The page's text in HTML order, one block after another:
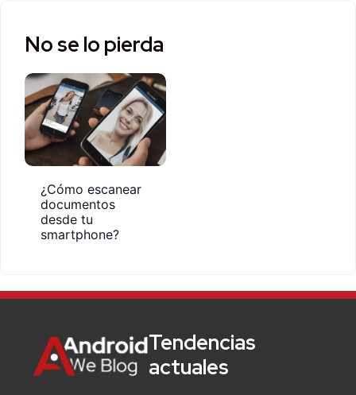
No se lo pierda
¿Cómo escanear
documentos
desde tu
smartphone?
Tendencias
actuales